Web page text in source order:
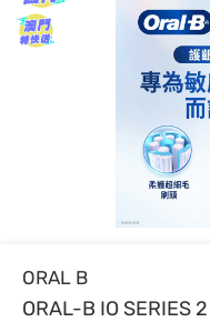
ORAL B
ORAL-B IO SERIES